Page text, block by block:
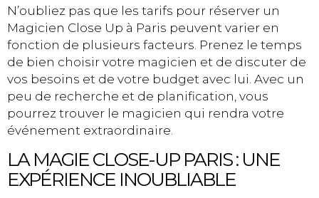
N’oubliez pas que les tarifs pour réserver un
Magicien Close Up à Paris peuvent varier en
fonction de plusieurs facteurs. Prenez le temps
de bien choisir votre magicien et de discuter de
vos besoins et de votre budget avec lui. Avec un
peu de recherche et de planification, vous
pourrez trouver le magicien qui rendra votre
événement extraordinaire.
LA MAGIE CLOSE-UP PARIS : UNE
EXPÉRIENCE INOUBLIABLE